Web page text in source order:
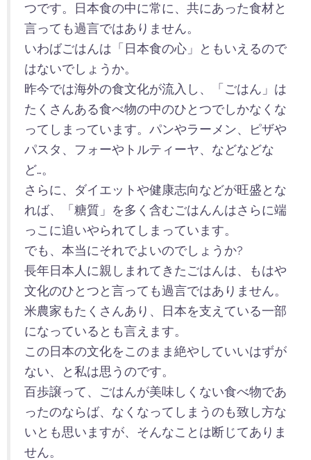
つです。日本食の中に常に、共にあった食材と
言っても過言ではありません。
いわばごはんは「日本食の心」ともいえるので
はないでしょうか。
昨今では海外の食文化が流入し、「ごはん」は
たくさんある食べ物の中のひとつでしかなくな
ってしまっています。パンやラーメン、ピザや
パスタ、フォーやトルティーヤ、などなどな
ど…。
さらに、ダイエットや健康志向などが旺盛とな
れば、「糖質」を多く含むごはんんはさらに端
っこに追いやられてしまっています。
でも、本当にそれでよいのでしょうか?
長年日本人に親しまれてきたごはんは、もはや
文化のひとつと言っても過言ではありません。
米農家もたくさんあり、日本を支えている一部
になっているとも言えます。
この日本の文化をこのまま絶やしていいはずが
ない、と私は思うのです。
百歩譲って、ごはんが美味しくない食べ物であ
ったのならば、なくなってしまうのも致し方な
いとも思いますが、そんなことは断じてありま
せん。